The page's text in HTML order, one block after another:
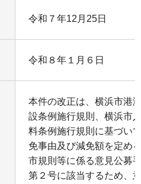
令和７年12月25日
令和８年１月６日
本件の改正は、横浜市港
設条例施行規則、横浜市
料条例施行規則に基づい
免事由及び減免額を定め
市規則等に係る意見公募
第２号に該当するため、